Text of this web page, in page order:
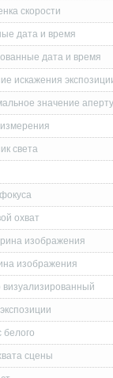
скорости
дата и время
дата и время
искажения
значение
света
охват
изображения
изображения
визуализированный
белого
сцены